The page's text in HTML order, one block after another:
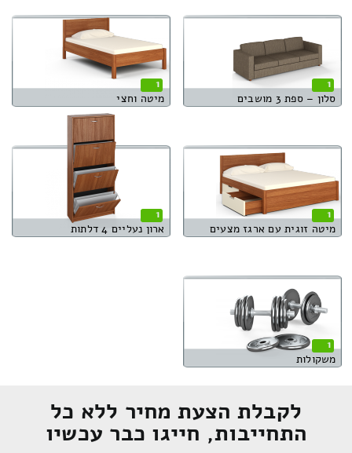
1
סלון – ספת 3 מושבים
1
מיטה וחצי
1
מיטה זוגית עם ארגז מצעים
1
ארון נעליים 4 דלתות
1
משקולות
לקבלת הצעת מחיר ללא כל
התחייבות, חייגו כבר עכשיו